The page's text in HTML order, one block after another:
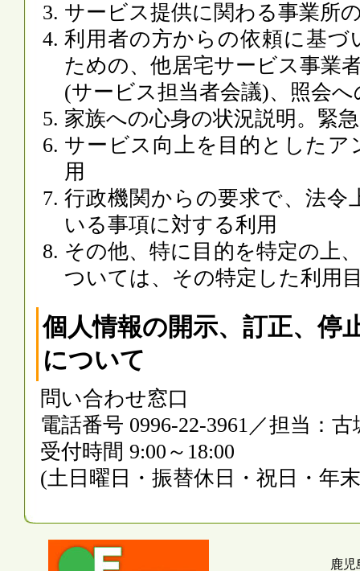
サービス提供に関わる事業所
利用者の方からの依頼に基
ための、他居宅サービス事業
(サービス担当者会議)、照会へ
家族への心身の状況説明。緊
サービス向上を目的とした
用
行政機関からの要求で、法
いる事項に対する利用
その他、特に目的を特定の上
ついては、その特定した利用
個人情報の開示、訂正、停
について
問い合わせ窓口
電話番号 0996-22-3961／担当：
受付時間 9:00～18:00
(土日曜日・振替休日・祝日・年
鹿児